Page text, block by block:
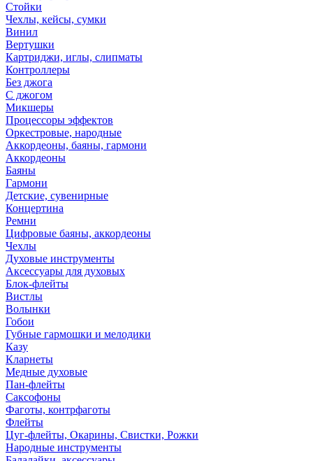
Стойки
Чехлы, кейсы, сумки
Винил
Вертушки
Картриджи, иглы, слипматы
Контроллеры
Без джога
С джогом
Микшеры
Процессоры эффектов
Оркестровые, народные
Аккордеоны, баяны, гармони
Аккордеоны
Баяны
Гармони
Детские, сувенирные
Концертина
Ремни
Цифровые баяны, аккордеоны
Чехлы
Духовые инструменты
Аксессуары для духовых
Блок-флейты
Вистлы
Волынки
Гобои
Губные гармошки и мелодики
Казу
Кларнеты
Медные духовые
Пан-флейты
Саксофоны
Фаготы, контрфаготы
Флейты
Цуг-флейты, Окарины, Свистки, Рожки
Народные инструменты